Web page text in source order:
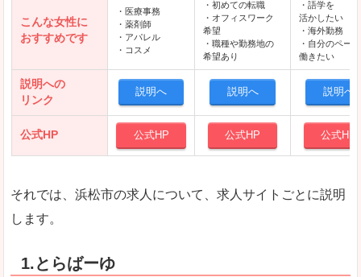
こんな女性に
おすすめです
・医療事務
・薬剤師
・アパレル
・コスメ
・初めての転職
・オフィスワーク
希望
・職種や勤務地の
希望あり
・語学を
活かしたい
・海外勤務
・自分のペー
働きたい
説明への
リンク
説明へ 説明へ 説明へ
公式HP 公式HP 公式HP 公式HP
それでは、浜松市の求人について、求人サイトごとに説明
します。
1.とらばーゆ